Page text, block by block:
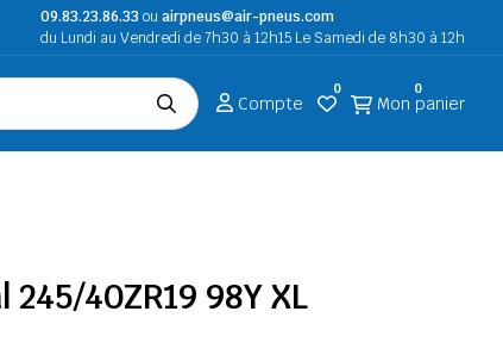
09.83.23.86.33ou airpneus@air-pneus.com
du Lundi au Vendredi de 7h30 à 12h15 Le Samedi de 8h30 à 12h
Compte
0
Mon panier
0
40ZR19 98Y XL